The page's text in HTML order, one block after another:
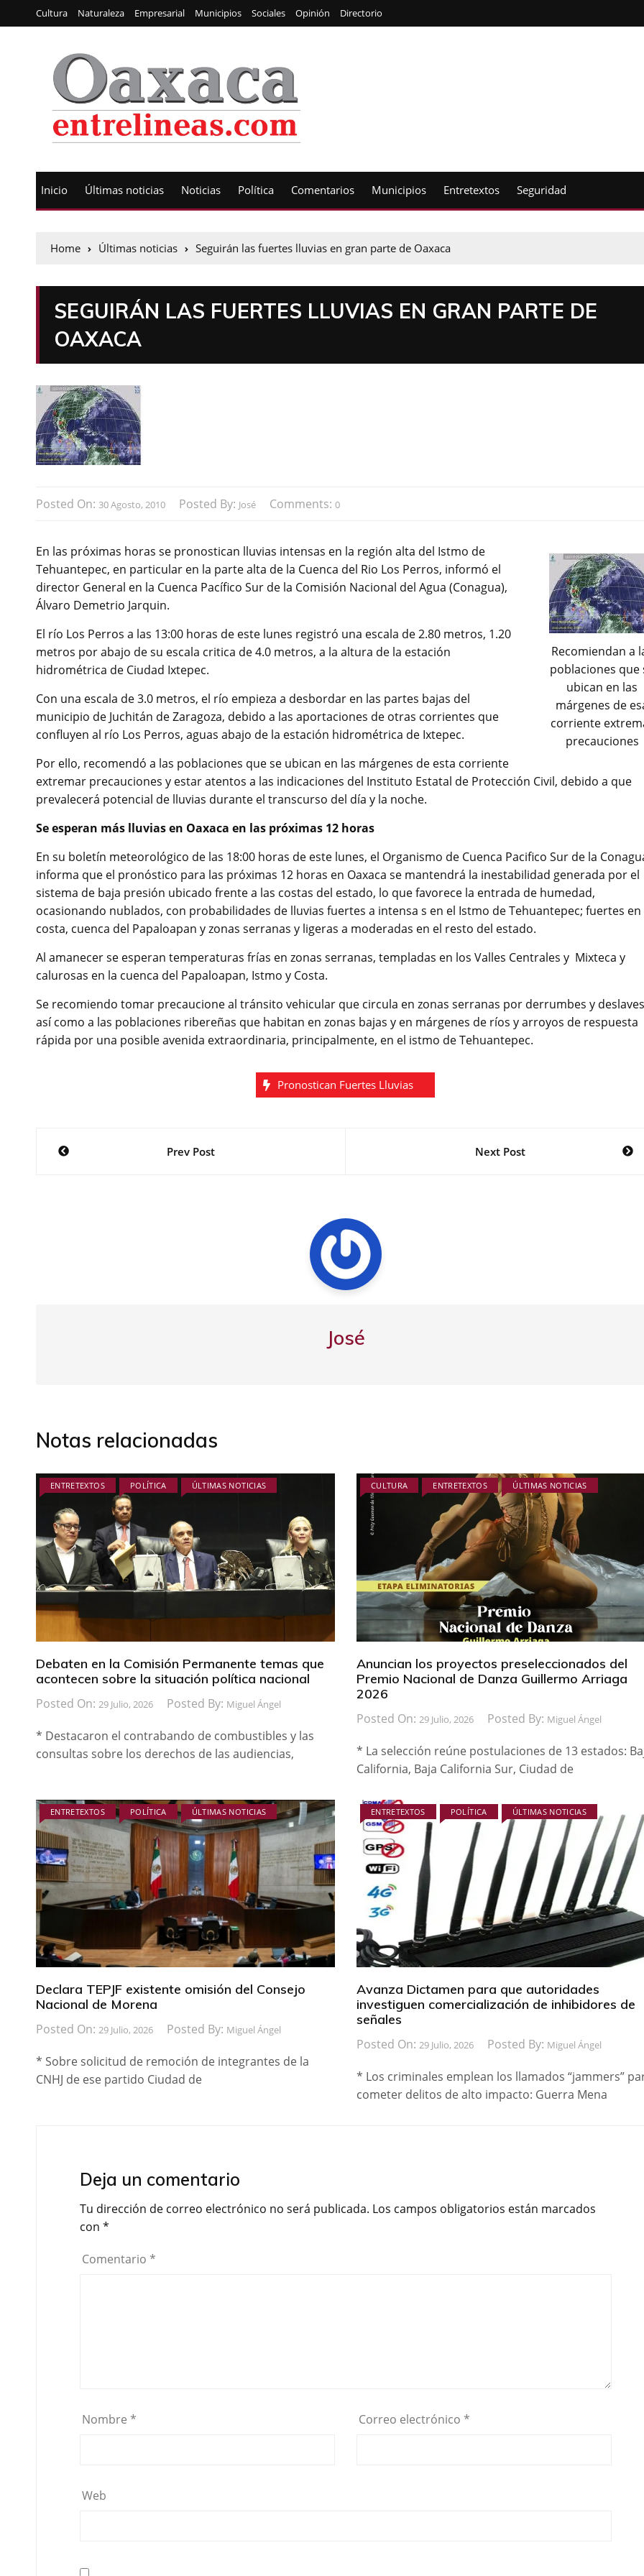
Cultura Naturaleza Empresarial Municipios Sociales Opinión Directorio
Inicio Últimas noticias Noticias Política Comentarios Municipios Entretextos Seguridad
Home Últimas noticias Seguirán las fuertes lluvias en gran parte de Oaxaca
SEGUIRÁN LAS FUERTES LLUVIAS EN GRAN PARTE DE
OAXACA
Posted On: 30 Agosto, 2010 Posted By: José Comments: 0
Recomiendan a
poblaciones que
ubican en las
márgenes de
corriente
precauciones
En las próximas horas se pronostican lluvias intensas en la región alta del Istmo de
Tehuantepec, en particular en la parte alta de la Cuenca del Rio Los Perros, informó el
director General en la Cuenca Pacífico Sur de la Comisión Nacional del Agua (Conagua),
Álvaro Demetrio Jarquin.
El río Los Perros a las 13:00 horas de este lunes registró una escala de 2.80 metros, 1.20
metros por abajo de su escala critica de 4.0 metros, a la altura de la estación
hidrométrica de Ciudad Ixtepec.
Con una escala de 3.0 metros, el río empieza a desbordar en las partes bajas del
municipio de Juchitán de Zaragoza, debido a las aportaciones de otras corrientes que
confluyen al río Los Perros, aguas abajo de la estación hidrométrica de Ixtepec.
Por ello, recomendó a las poblaciones que se ubican en las márgenes de esta corriente
extremar precauciones y estar atentos a las indicaciones del Instituto Estatal de Protección Civil, debido a que
prevalecerá potencial de lluvias durante el transcurso del día y la noche.
Se esperan más lluvias en Oaxaca en las próximas 12 horas
En su boletín meteorológico de las 18:00 horas de este lunes, el Organismo de Cuenca Pacifico Sur de la
informa que el pronóstico para las próximas 12 horas en Oaxaca se mantendrá la inestabilidad generada por el
sistema de baja presión ubicado frente a las costas del estado, lo que favorece la entrada de humedad,
ocasionando nublados, con probabilidades de lluvias fuertes a intensa s en el Istmo de Tehuantepec; fuertes en
costa, cuenca del Papaloapan y zonas serranas y ligeras a moderadas en el resto del estado.
Al amanecer se esperan temperaturas frías en zonas serranas, templadas en los Valles Centrales y Mixteca y
calurosas en la cuenca del Papaloapan, Istmo y Costa.
Se recomiendo tomar precaucione al tránsito vehicular que circula en zonas serranas por derrumbes y
así como a las poblaciones ribereñas que habitan en zonas bajas y en márgenes de ríos y arroyos de respuesta
rápida por una posible avenida extraordinaria, principalmente, en el istmo de Tehuantepec.
Pronostican Fuertes Lluvias
NavegaciónPrev Post Next Post
José
Notas relacionadas
ENTRETEXTOS POLÍTICA ÚLTIMAS NOTICIAS
Debaten en la Comisión Permanente temas que
acontecen sobre la situación política nacional
Posted On: 29 Julio, 2026 Posted By: Miguel Ángel
* Destacaron el contrabando de combustibles y las
consultas sobre los derechos de las audiencias,
CULTURA ENTRETEXTOS ÚLTIMAS NOTICIAS
Anuncian los proyectos preseleccionados del
Premio Nacional de Danza Guillermo Arriaga
2026
Posted On: 29 Julio, 2026 Posted By: Miguel Ángel
* La selección reúne postulaciones de 13 estados:
California, Baja California Sur, Ciudad de
ENTRETEXTOS POLÍTICA ÚLTIMAS NOTICIAS
Declara TEPJF existente omisión del Consejo
Nacional de Morena
Posted On: 29 Julio, 2026 Posted By: Miguel Ángel
* Sobre solicitud de remoción de integrantes de la
CNHJ de ese partido Ciudad de
ENTRETEXTOS POLÍTICA ÚLTIMAS NOTICIAS
Avanza Dictamen para que autoridades
investiguen comercialización de inhibidores de
señales
Posted On: 29 Julio, 2026 Posted By: Miguel Ángel
* Los criminales emplean los llamados “jammers”
cometer delitos de alto impacto: Guerra Mena
Deja un comentario
Tu dirección de correo electrónico no será publicada. Los campos obligatorios están marcados
con *
Comentario *
Nombre * Correo electrónico *
Web